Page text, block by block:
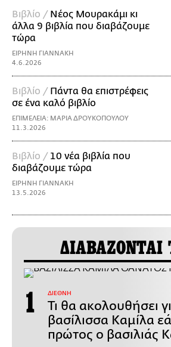
Βιβλίο / Νέος Μουρακάμι κι
άλλα 9 βιβλία που διαβάζουμε
τώρα
ΕΙΡΗΝΗ ΓΙΑΝΝΑΚΗ
4.6.2026
Βιβλίο / Πάντα θα επιστρέφεις
σε ένα καλό βιβλίο
ΕΠΙΜΕΛΕΙΑ: ΜΑΡΙΑ ΔΡΟΥΚΟΠΟΥΛΟΥ
11.3.2026
Βιβλίο / 10 νέα βιβλία που
διαβάζουμε τώρα
ΕΙΡΗΝΗ ΓΙΑΝΝΑΚΗ
13.5.2026
ΔΙΑΒΑΖΟΝΤΑΙ
ΔΙΕΘΝΗ
Τι θα ακολουθήσει
βασίλισσα Καμίλα
πρώτος ο βασιλιάς